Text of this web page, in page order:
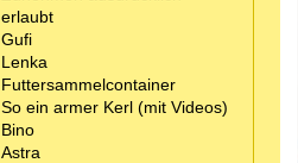
erlaubt
Gufi
Lenka
Futtersammelcontainer
So ein armer Kerl (mit Videos)
Bino
Astra